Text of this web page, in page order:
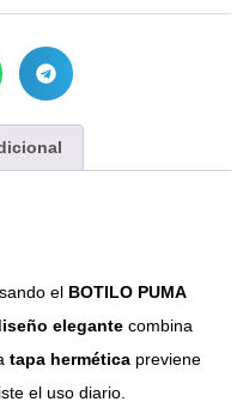
el BOTILO PUMA
elegante combina
tapa hermética previene
el uso diario.